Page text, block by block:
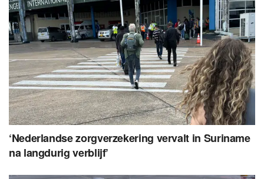
‘Nederlandse zorgverzekering vervalt in Suriname
na langdurig verblijf’